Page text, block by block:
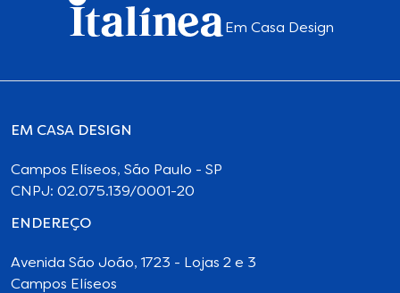
Em Casa Design
EM CASA DESIGN
Campos Elíseos, São Paulo - SP
CNPJ: 02.075.139/0001-20
ENDEREÇO
Avenida São João, 1723 - Lojas 2 e 3
Campos Elíseos